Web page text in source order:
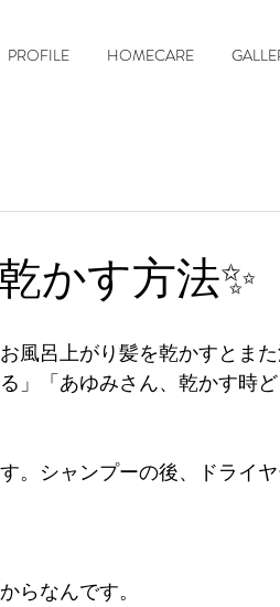
PROFILE HOMECARE
かす方法✨
風呂上がり髪を乾かすとま
」「あゆみさん、乾かす時
。シャンプーの後、ドライ
らなんです。